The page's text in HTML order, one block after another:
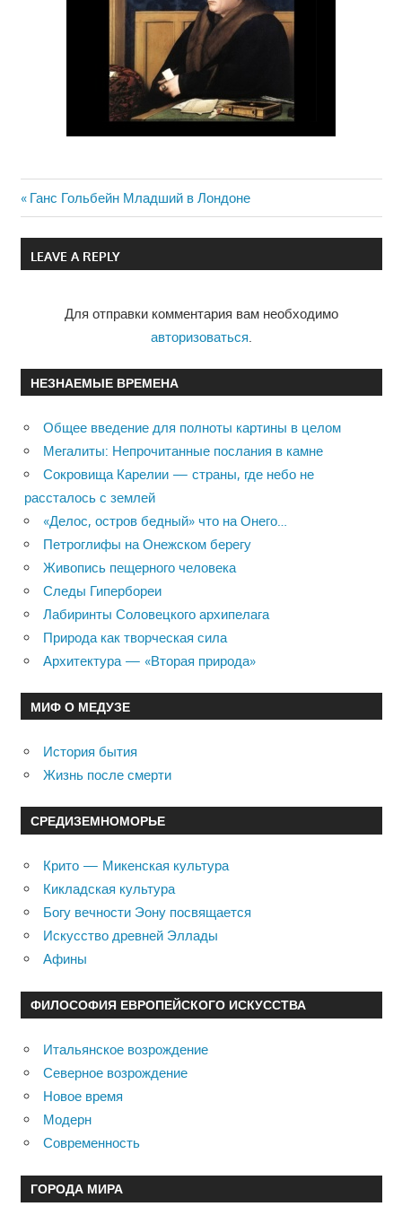
Навигация
по
Previous
Post:
Ганс Гольбейн Младший в Лондоне
LEAVE A REPLY
Для отправки комментария вам необходимо
авторизоваться
НЕЗНАЕМЫЕ ВРЕМЕНА
Общее введение для полноты картины в целом
Мегалиты: Непрочитанные послания в камне
Сокровища Карелии — страны, где небо не
рассталось с землей
«Делос, остров бедный» что на Онего…
Петроглифы на Онежском берегу
Живопись пещерного человека
Следы Гипербореи
Лабиринты Соловецкого архипелага
Природа как творческая сила
Архитектура — «Вторая природа»
МИФ О МЕДУЗЕ
История бытия
Жизнь после смерти
СРЕДИЗЕМНОМОРЬЕ
Крито — Микенская культура
Кикладская культура
Богу вечности Эону посвящается
Искусство древней Эллады
Афины
ФИЛОСОФИЯ ЕВРОПЕЙСКОГО ИСКУССТВА
Итальянское возрождение
Северное возрождение
Новое время
Модерн
Современность
ГОРОДА МИРА